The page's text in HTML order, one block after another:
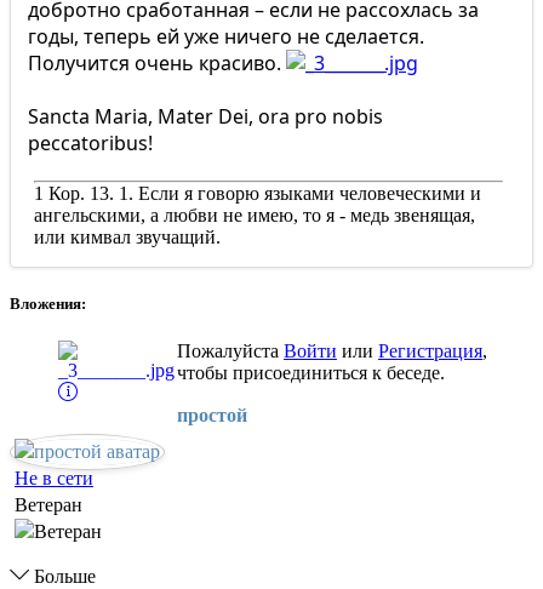
добротно сработанная – если не рассохлась за
годы, теперь ей уже ничего не сделается.
Получится очень красиво.
Sancta Maria, Mater Dei, ora pro nobis
peccatoribus!
1 Кор. 13. 1. Если я говорю языками человеческими и
ангельскими, а любви не имею, то я - медь звенящая,
или кимвал звучащий.
Вложения:
Пожалуйста Войти или Регистрация,
чтобы присоединиться к беседе.
простой
Не в сети
Ветеран
Больше